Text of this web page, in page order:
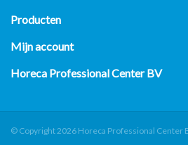
Producten
Mijn account
Horeca Professional Center BV
© Copyright 2026 Horeca Professional Center